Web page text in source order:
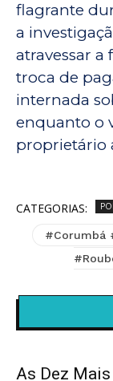
flagrante
a
atravessar
troca de
internada
enquanto o
proprietário
CATEGORIAS:
#Corumbá
As Dez Mais